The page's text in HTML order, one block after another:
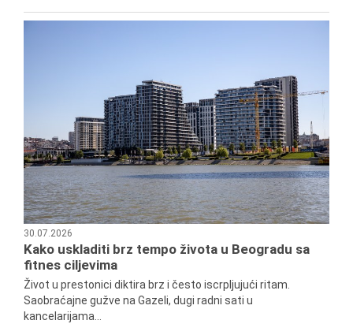
30.07.2026
Kako uskladiti brz tempo života u Beogradu sa
fitnes ciljevima
Život u prestonici diktira brz i često iscrpljujući ritam.
Saobraćajne gužve na Gazeli, dugi radni sati u
kancelarijama...